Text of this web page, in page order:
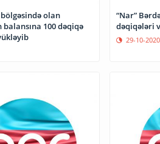
bölgəsində olan
100 dəqiqə
“Nar”
dəqiqələri
29-10-2020